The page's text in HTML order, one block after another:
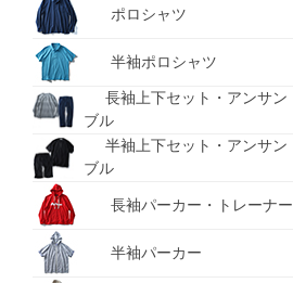
ポロシャツ
半袖ポロシャツ
長袖上下セット・アンサン
ブル
半袖上下セット・アンサン
ブル
長袖パーカー・トレーナー
半袖パーカー